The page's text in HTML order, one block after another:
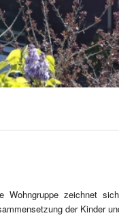
Wohngruppe zeichnet
der Kinder